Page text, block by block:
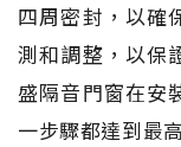
四周密封，以確
測和調整，以保
盛隔音門窗在安
一步驟都達到最